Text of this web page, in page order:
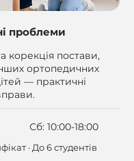
проблеми
корекція постави,
ортопедичних
— практичні
Сб: 10:00-18:00
· До 6 студентів